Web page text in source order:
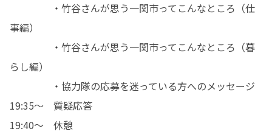
・竹谷さんが思う一関市ってこんなところ（仕
事編）
・竹谷さんが思う一関市ってこんなところ（暮
らし編）
・協力隊の応募を迷っている方へのメッセージ
19:35〜　質疑応答
19:40〜　休憩